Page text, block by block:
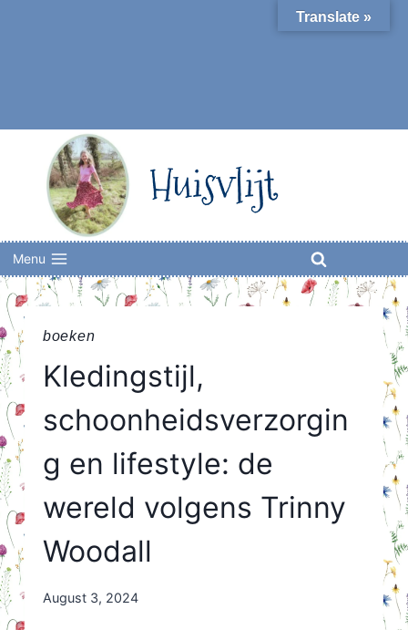
Huisvlijt
Menu
boeken
Kledingstijl,
schoonheidsverzorgin
g en lifestyle: de
wereld volgens Trinny
Woodall
By
August 3, 2024
Translate »